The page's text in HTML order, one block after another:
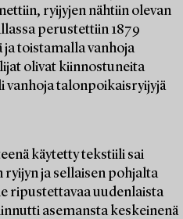
ryijyjen nähtiin olevan
perustettiin 1879
ja toistamalla vanhoja
olivat kiinnostuneita
vanhoja talonpoikaisryijyjä
käytetty tekstiili sai
ryijyn ja sellaisen pohjalta
ripustettavaa uudenlaista
asemansta keskeinenä